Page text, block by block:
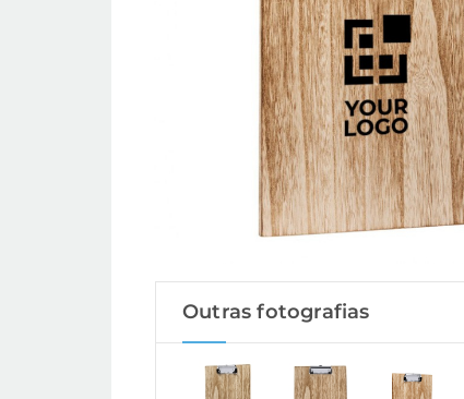
Outras fotografias